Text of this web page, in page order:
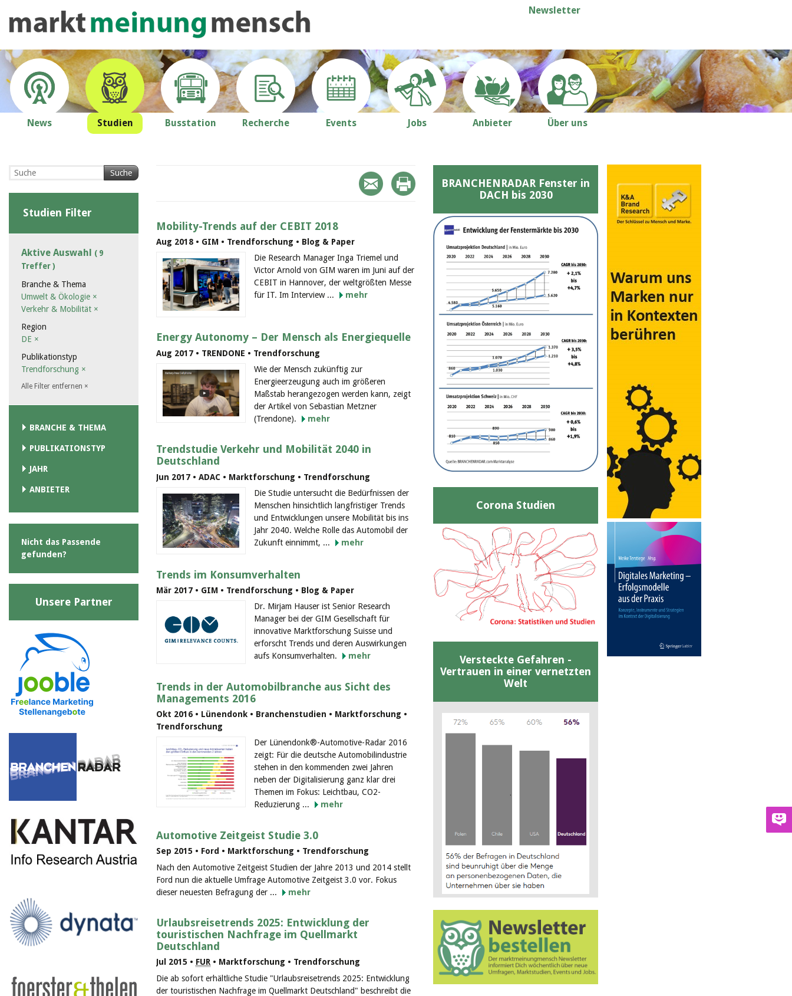
Newsletter
News Studien Busstation Recherche Events Jobs Anbieter Über uns
Mobility-Trends auf der CEBIT 2018
Aug 2018 • GIM • Trendforschung • Blog & Paper
Die Research Manager Inga Triemel und
Victor Arnold von GIM waren im Juni auf der
CEBIT in Hannover, der weltgrößten Messe
für IT. Im Interview ...
mehr
Energy Autonomy – Der Mensch als Energiequelle
Aug 2017 • TRENDONE • Trendforschung
Wie der Mensch zukünftig zur
Energieerzeugung auch im größeren
Maßstab herangezogen werden kann, zeigt
der Artikel von Sebastian Metzner
(Trendone).
mehr
Trendstudie Verkehr und Mobilität 2040 in
Deutschland
Jun 2017 • ADAC • Marktforschung • Trendforschung
Die Studie untersucht die Bedürfnissen der
Menschen hinsichtlich langfristiger Trends
und Entwicklungen unsere Mobilität bis ins
Jahr 2040. Welche Rolle das Automobil der
Zukunft einnimmt, ...
mehr
Trends im Konsumverhalten
Mär 2017 • GIM • Trendforschung • Blog & Paper
Dr. Mirjam Hauser ist Senior Research
Manager bei der GIM Gesellschaft für
innovative Marktforschung Suisse und
erforscht Trends und deren Auswirkungen
aufs Konsumverhalten.
mehr
Trends in der Automobilbranche aus Sicht des
Managements 2016
Okt 2016 • Lünendonk • Branchenstudien • Marktforschung •
Trendforschung
Der Lünendonk®-Automotive-Radar 2016
zeigt: Für die deutsche Automobilindustrie
stehen in den kommenden zwei Jahren
neben der Digitalisierung ganz klar drei
Themen im Fokus: Leichtbau, CO2-
Reduzierung ...
mehr
Automotive Zeitgeist Studie 3.0
Sep 2015 • Ford • Marktforschung • Trendforschung
Nach den Automotive Zeitgeist Studien der Jahre 2013 und 2014 stellt
Ford nun die aktuelle Umfrage Automotive Zeitgeist 3.0 vor. Fokus
dieser neuesten Befragung der ...
mehr
Urlaubsreisetrends 2025: Entwicklung der
touristischen Nachfrage im Quellmarkt
Deutschland
Jul 2015 • FUR • Marktforschung • Trendforschung
Die ab sofort erhältliche Studie "Urlaubsreisetrends 2025: Entwicklung
der touristischen Nachfrage im Quellmarkt Deutschland" beschreibt die
Suche
Studien Filter
Aktive Auswahl ( 9
Treffer )
Branche & Thema
Umwelt & Ökologie ×
Verkehr & Mobilität ×
Region
DE ×
Publikationstyp
Trendforschung ×
Alle Filter entfernen ×
BRANCHE & THEMA
PUBLIKATIONSTYP
JAHR
ANBIETER
Nicht das Passende
gefunden?
Unsere Partner
BRANCHENRADAR Fenster in
DACH bis 2030
Corona Studien
Versteckte Gefahren -
Vertrauen in einer vernetzten
Welt